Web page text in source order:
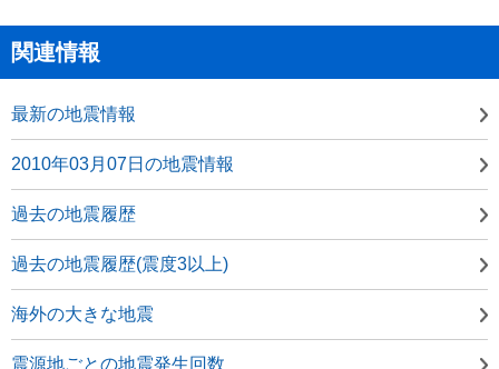
関連情報
最新の地震情報
2010年03月07日の地震情報
過去の地震履歴
過去の地震履歴(震度3以上)
海外の大きな地震
震源地ごとの地震発生回数